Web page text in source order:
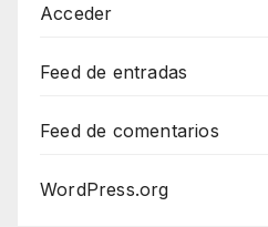
Acceder
Feed de entradas
Feed de comentarios
WordPress.org